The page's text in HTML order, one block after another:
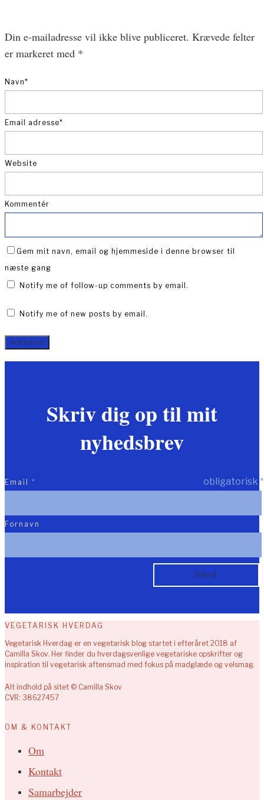
Din e-mailadresse vil ikke blive publiceret. Krævede felter
er markeret med *
Navn*
Email adresse*
Website
Kommentér
Gem mit navn, email og hjemmeside i denne browser til
næste gang
Notify me of follow-up comments by email.
Notify me of new posts by email.
Skriv dig op til mit
nyhedsbrev
*
obligatorisk
Email *
Fornavn
VEGETARISK HVERDAG
Vegetarisk Hverdag er en vegetarisk blog startet i efteråret 2018 af
Camilla Skov. Her finder du hverdagsvenlige vegetariske opskrifter og
inspiration til vegetarisk aftensmad med fokus på madglæde og velsmag.
Alt indhold på sitet © Camilla Skov
CVR: 38627457
OM & KONTAKT
Om
Kontakt
Samarbejder